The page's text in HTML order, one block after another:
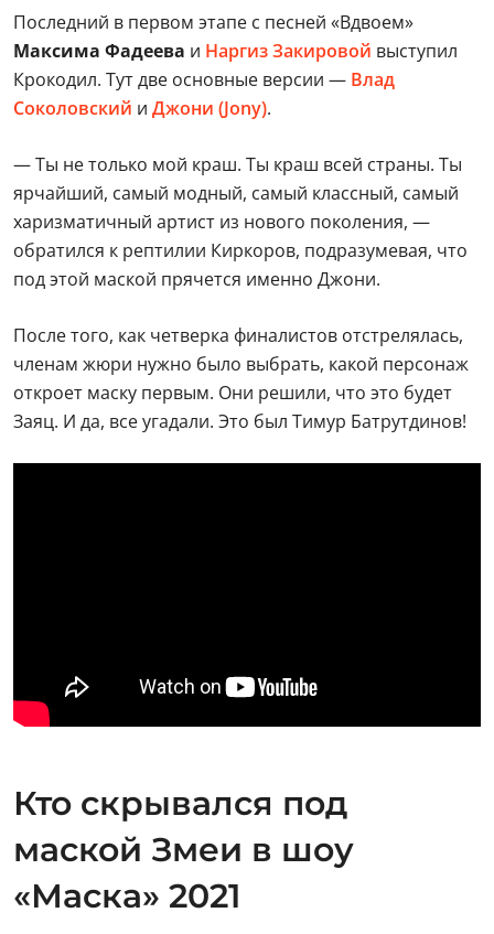
Последний в первом этапе с песней «Вдвоем»
Максима Фадеева и Наргиз Закировой выступил
Крокодил. Тут две основные версии — Влад
Соколовский и Джони (Jony).
— Ты не только мой краш. Ты краш всей страны. Ты
ярчайший, самый модный, самый классный, самый
харизматичный артист из нового поколения, —
обратился к рептилии Киркоров, подразумевая, что
под этой маской прячется именно Джони.
После того, как четверка финалистов отстрелялась,
членам жюри нужно было выбрать, какой персонаж
откроет маску первым. Они решили, что это будет
Заяц. И да, все угадали. Это был Тимур Батрутдинов!
Кто скрывался под
маской Змеи в шоу
«Маска» 2021